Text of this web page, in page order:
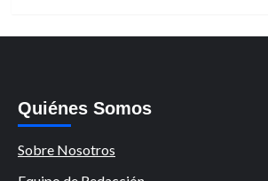
Quiénes Somos
Sobre Nosotros